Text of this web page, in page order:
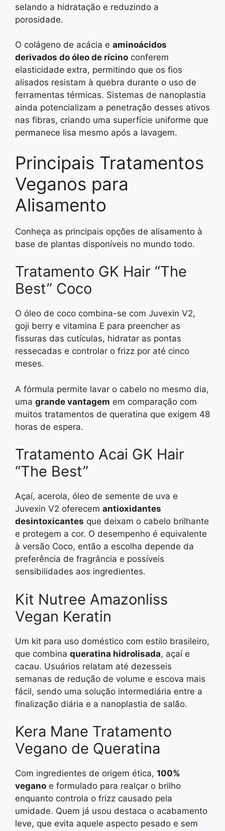
selando a hidratação e reduzindo a
porosidade.
O colágeno de acácia e aminoácidos
derivados do óleo de rícino conferem
elasticidade extra, permitindo que os fios
alisados resistam à quebra durante o uso de
ferramentas térmicas. Sistemas de nanoplastia
ainda potencializam a penetração desses ativos
nas fibras, criando uma superfície uniforme que
permanece lisa mesmo após a lavagem.
Principais Tratamentos
Veganos para
Alisamento
Conheça as principais opções de alisamento à
base de plantas disponíveis no mundo todo.
Tratamento GK Hair “The
Best” Coco
O óleo de coco combina-se com Juvexin V2,
goji berry e vitamina E para preencher as
fissuras das cutículas, hidratar as pontas
ressecadas e controlar o frizz por até cinco
meses.
A fórmula permite lavar o cabelo no mesmo dia,
uma grande vantagem em comparação com
muitos tratamentos de queratina que exigem 48
horas de espera.
Tratamento Acai GK Hair
“The Best”
Açaí, acerola, óleo de semente de uva e
Juvexin V2 oferecem antioxidantes
desintoxicantes que deixam o cabelo brilhante
e protegem a cor. O desempenho é equivalente
à versão Coco, então a escolha depende da
preferência de fragrância e possíveis
sensibilidades aos ingredientes.
Kit Nutree Amazonliss
Vegan Keratin
Um kit para uso doméstico com estilo brasileiro,
que combina queratina hidrolisada, açaí e
cacau. Usuários relatam até dezesseis
semanas de redução de volume e escova mais
fácil, sendo uma solução intermediária entre a
finalização diária e a nanoplastia de salão.
Kera Mane Tratamento
Vegano de Queratina
Com ingredientes de origem ética, 100%
vegano e formulado para realçar o brilho
enquanto controla o frizz causado pela
umidade. Quem já usou destaca o acabamento
leve, que evita aquele aspecto pesado e sem